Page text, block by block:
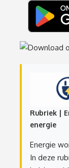
Rubriek |
energie
Energie
In deze